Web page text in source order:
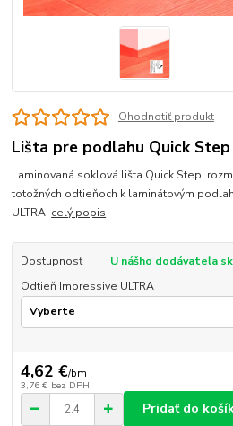
Ohodnotiť produkt
Lišta pre podlahu Quick
Laminovaná soklová lišta Quick Step,
totožných odtieňoch k laminátovým
ULTRA. celý popis
Dostupnosť
U nášho dodávateľa
Odtieň Impressive ULTRA
4,62 €/bm
3,76 € bez DPH
Pridať do